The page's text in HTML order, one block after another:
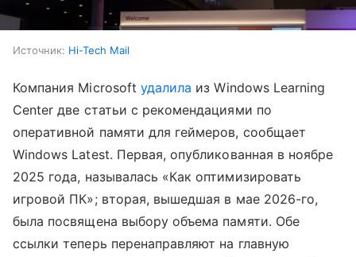
Источник: Hi-Tech Mail
Компания Microsoft удалила из Windows Learning
Center две статьи с рекомендациями по
оперативной памяти для геймеров, сообщает
Windows Latest. Первая, опубликованная в ноябре
2025 года, называлась «Как оптимизировать
игровой ПК»; вторая, вышедшая в мае 2026-го,
была посвящена выбору объема памяти. Обе
ссылки теперь перенаправляют на главную